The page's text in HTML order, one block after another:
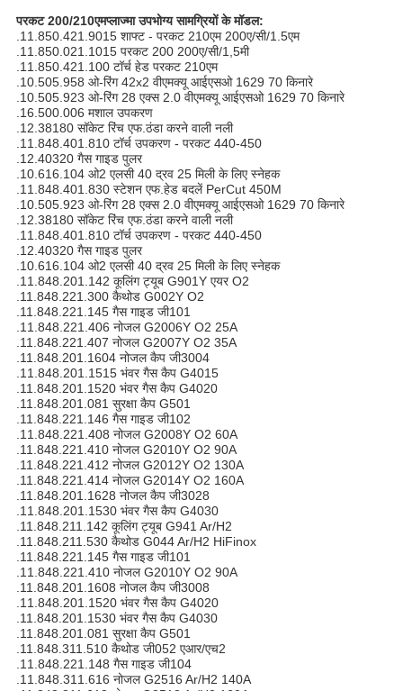
परकट 200/210एमप्लाज्मा उपभोग्य सामग्रियों के मॉडल:
.11.850.421.9015 शाफ्ट - परकट 210एम 200ए/सी/1.5एम
.11.850.021.1015 परकट 200 200ए/सी/1,5मी
.11.850.421.100 टॉर्च हेड परकट 210एम
.10.505.958 ओ-रिंग 42x2 वीएमक्यू आईएसओ 1629 70 किनारे
.10.505.923 ओ-रिंग 28 एक्स 2.0 वीएमक्यू आईएसओ 1629 70 किनारे
.16.500.006 मशाल उपकरण
.12.38180 सॉकेट रिंच एफ.ठंडा करने वाली नली
.11.848.401.810 टॉर्च उपकरण - परकट 440-450
.12.40320 गैस गाइड पुलर
.10.616.104 ओ2 एलसी 40 द्रव 25 मिली के लिए स्नेहक
.11.848.401.830 स्टेशन एफ.हेड बदलें PerCut 450M
.10.505.923 ओ-रिंग 28 एक्स 2.0 वीएमक्यू आईएसओ 1629 70 किनारे
.12.38180 सॉकेट रिंच एफ.ठंडा करने वाली नली
.11.848.401.810 टॉर्च उपकरण - परकट 440-450
.12.40320 गैस गाइड पुलर
.10.616.104 ओ2 एलसी 40 द्रव 25 मिली के लिए स्नेहक
.11.848.201.142 कूलिंग ट्यूब G901Y एयर O2
.11.848.221.300 कैथोड G002Y O2
.11.848.221.145 गैस गाइड जी101
.11.848.221.406 नोजल G2006Y O2 25A
.11.848.221.407 नोजल G2007Y O2 35A
.11.848.201.1604 नोजल कैप जी3004
.11.848.201.1515 भंवर गैस कैप G4015
.11.848.201.1520 भंवर गैस कैप G4020
.11.848.201.081 सुरक्षा कैप G501
.11.848.221.146 गैस गाइड जी102
.11.848.221.408 नोजल G2008Y O2 60A
.11.848.221.410 नोजल G2010Y O2 90A
.11.848.221.412 नोजल G2012Y O2 130A
.11.848.221.414 नोजल G2014Y O2 160A
.11.848.201.1628 नोजल कैप जी3028
.11.848.201.1530 भंवर गैस कैप G4030
.11.848.211.142 कूलिंग ट्यूब G941 Ar/H2
.11.848.211.530 कैथोड G044 Ar/H2 HiFinox
.11.848.221.145 गैस गाइड जी101
.11.848.221.410 नोजल G2010Y O2 90A
.11.848.201.1608 नोजल कैप जी3008
.11.848.201.1520 भंवर गैस कैप G4020
.11.848.201.1530 भंवर गैस कैप G4030
.11.848.201.081 सुरक्षा कैप G501
.11.848.311.510 कैथोड जी052 एआर/एच2
.11.848.221.148 गैस गाइड जी104
.11.848.311.616 नोजल G2516 Ar/H2 140A